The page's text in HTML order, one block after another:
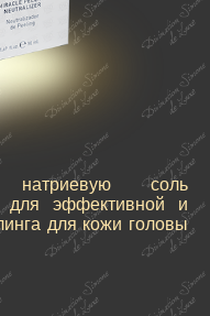
натриевую соль
для эффективной и
для кожи головы